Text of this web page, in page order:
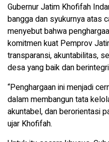
Gubernur Jatim Khofifah
bangga dan syukurnya atas
menyebut bahwa
komitmen kuat Pemprov
transparansi, akuntabilitas,
desa yang baik dan
“Penghargaan ini menjadi
dalam membangun tata
akuntabel, dan berorientasi
ujar Khofifah.